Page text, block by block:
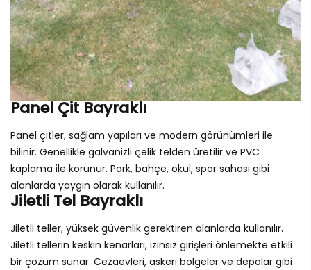
Panel Çit Bayraklı
Panel çitler, sağlam yapıları ve modern görünümleri ile
bilinir. Genellikle galvanizli çelik telden üretilir ve PVC
kaplama ile korunur. Park, bahçe, okul, spor sahası gibi
alanlarda yaygın olarak kullanılır.
Jiletli Tel Bayraklı
Jiletli teller, yüksek güvenlik gerektiren alanlarda kullanılır.
Jiletli tellerin keskin kenarları, izinsiz girişleri önlemekte etkili
bir çözüm sunar. Cezaevleri, askeri bölgeler ve depolar gibi